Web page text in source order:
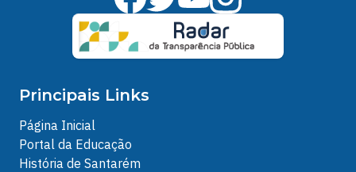
Principais Links
Página Inicial
Portal da Educação
História de Santarém